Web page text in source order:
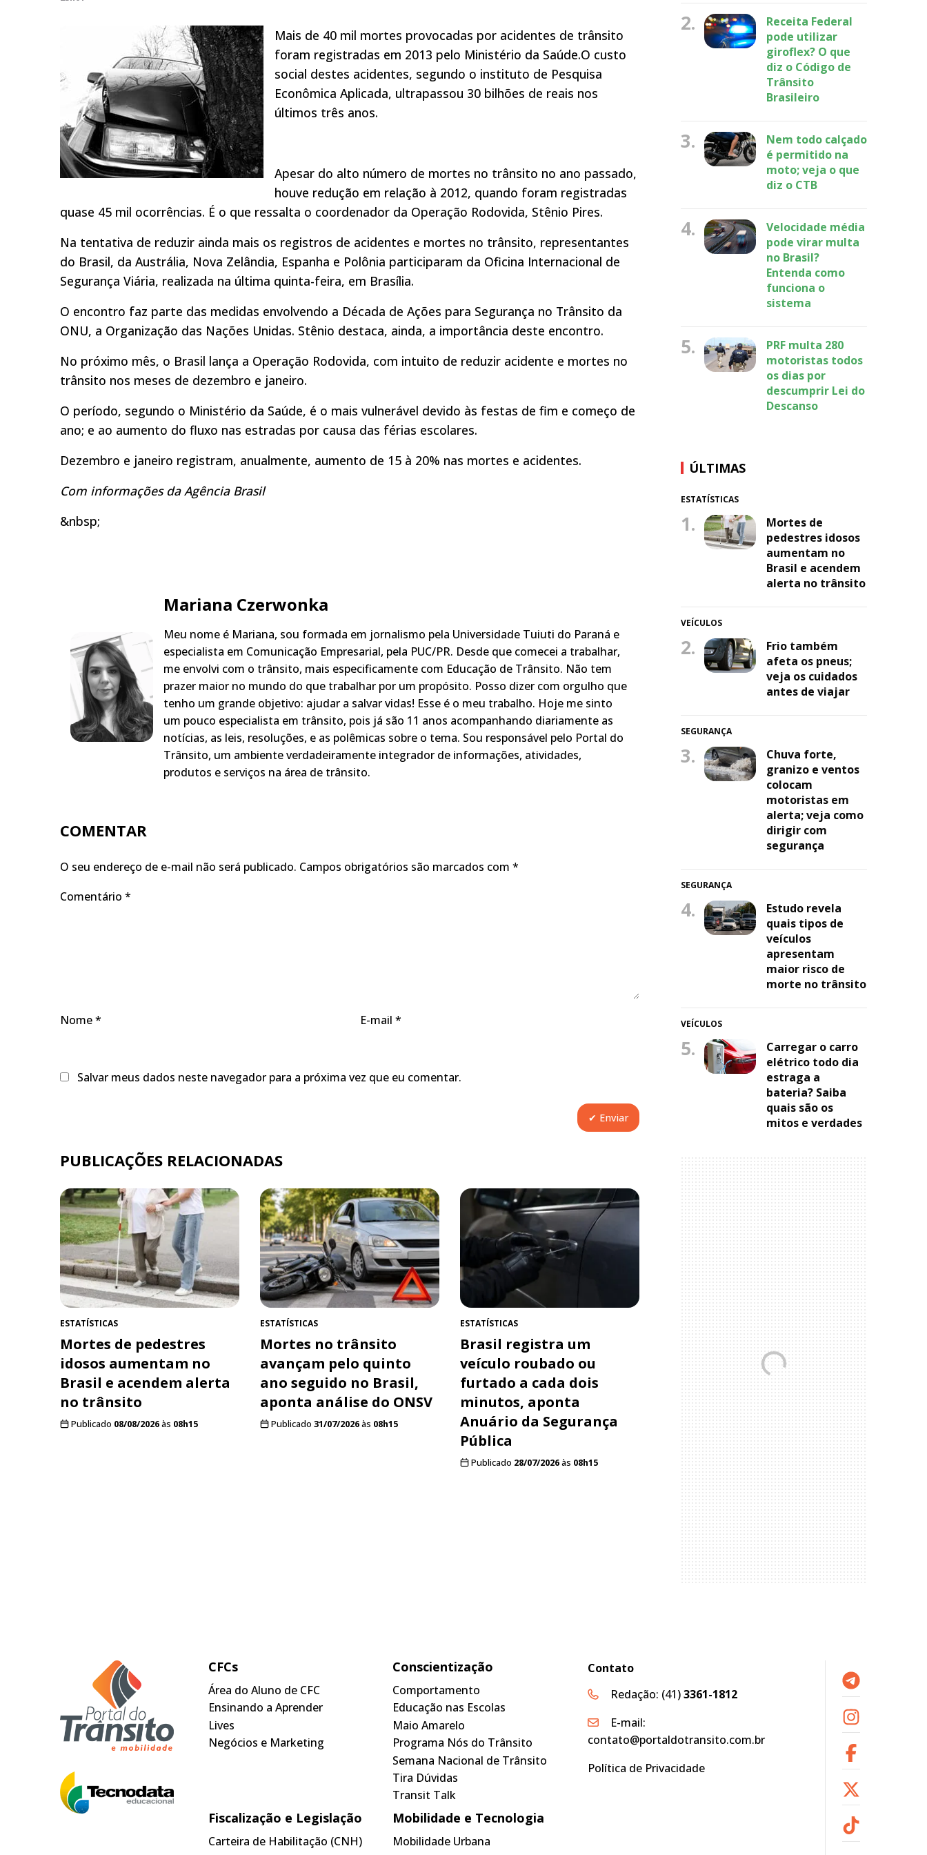
Mais de 40 mil mortes provocadas por acidentes de trânsito
foram registradas em 2013 pelo Ministério da Saúde.O custo
social destes acidentes, segundo o instituto de Pesquisa
Econômica Aplicada, ultrapassou 30 bilhões de reais nos
últimos três anos.
Apesar do alto número de mortes no trânsito no ano passado,
houve redução em relação à 2012, quando foram registradas
quase 45 mil ocorrências. É o que ressalta o coordenador da Operação Rodovida, Stênio Pires.
Na tentativa de reduzir ainda mais os registros de acidentes e mortes no trânsito, representantes
do Brasil, da Austrália, Nova Zelândia, Espanha e Polônia participaram da Oficina Internacional de
Segurança Viária, realizada na última quinta-feira, em Brasília.
O encontro faz parte das medidas envolvendo a Década de Ações para Segurança no Trânsito da
ONU, a Organização das Nações Unidas. Stênio destaca, ainda, a importância deste encontro.
No próximo mês, o Brasil lança a Operação Rodovida, com intuito de reduzir acidente e mortes no
trânsito nos meses de dezembro e janeiro.
O período, segundo o Ministério da Saúde, é o mais vulnerável devido às festas de fim e começo de
ano; e ao aumento do fluxo nas estradas por causa das férias escolares.
Dezembro e janeiro registram, anualmente, aumento de 15 à 20% nas mortes e acidentes.
Com informações da Agência Brasil
&nbsp;
Mariana Czerwonka
Meu nome é Mariana, sou formada em jornalismo pela Universidade Tuiuti do Paraná e
especialista em Comunicação Empresarial, pela PUC/PR. Desde que comecei a trabalhar,
me envolvi com o trânsito, mais especificamente com Educação de Trânsito. Não tem
prazer maior no mundo do que trabalhar por um propósito. Posso dizer com orgulho que
tenho um grande objetivo: ajudar a salvar vidas! Esse é o meu trabalho. Hoje me sinto
um pouco especialista em trânsito, pois já são 11 anos acompanhando diariamente as
notícias, as leis, resoluções, e as polêmicas sobre o tema. Sou responsável pelo Portal do
Trânsito, um ambiente verdadeiramente integrador de informações, atividades,
produtos e serviços na área de trânsito.
COMENTAR
O seu endereço de e-mail não será publicado. Campos obrigatórios são marcados com *
Comentário *
Nome* E-mail *
Salvar meus dados neste navegador para a próxima vez que eu comentar.
PUBLICAÇÕES RELACIONADAS
ESTATÍSTICAS
Mortes de pedestres
idosos aumentam no
Brasil e acendem alerta
no trânsito
Publicado 08/08/2026às 08h15
ESTATÍSTICAS
Mortes no trânsito
avançam pelo quinto
ano seguido no Brasil,
aponta análise do ONSV
Publicado 31/07/2026às 08h15
ESTATÍSTICAS
Brasil registra um
veículo roubado ou
furtado a cada dois
minutos, aponta
Anuário da Segurança
Pública
Publicado 28/07/2026às 08h15
2.
Receita Federal
pode utilizar
giroflex? O que
diz o Código de
Trânsito
Brasileiro
3.
Nem todo calçado
é permitido na
moto; veja o que
diz o CTB
4.
Velocidade média
pode virar multa
no Brasil?
Entenda como
funciona o
sistema
5.
PRF multa 280
motoristas todos
os dias por
descumprir Lei do
Descanso
ÚLTIMAS
ESTATÍSTICAS
1.
Mortes de
pedestres idosos
aumentam no
Brasil e acendem
alerta no trânsito
VEÍCULOS
2.
Frio também
afeta os pneus;
veja os cuidados
antes de viajar
SEGURANÇA
3.
Chuva forte,
granizo e ventos
colocam
motoristas em
alerta; veja como
dirigir com
segurança
SEGURANÇA
4.
Estudo revela
quais tipos de
veículos
apresentam
maior risco de
morte no trânsito
VEÍCULOS
5.
Carregar o carro
elétrico todo dia
estraga a
bateria? Saiba
quais são os
mitos e verdades
CFCs
Área do Aluno de CFC
Ensinando a Aprender
Lives
Negócios e Marketing
Conscientização
Comportamento
Educação nas Escolas
Maio Amarelo
Programa Nós do Trânsito
Semana Nacional de Trânsito
Tira Dúvidas
Transit Talk
Fiscalização e Legislação
Carteira de Habilitação (CNH)
Mobilidade e Tecnologia
Mobilidade Urbana
Contato
Redação: (41)3361-1812
E-mail:
contato@portaldotransito.com.br
Política de Privacidade